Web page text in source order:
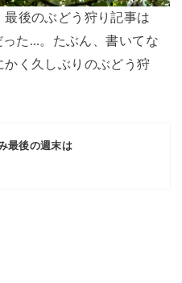
後のぶどう狩り記事は
た…。たぶん、書いてな
く久しぶりのぶどう狩
最後の週末は